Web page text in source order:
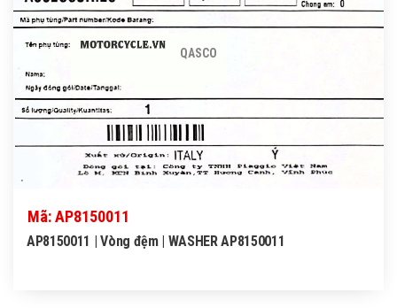
QASCO
Mã: AP8150011
AP8150011 | Vòng đệm | WASHER AP8150011